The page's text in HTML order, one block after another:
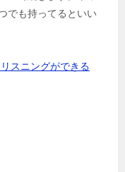
でも持ってるといい
スニングができる